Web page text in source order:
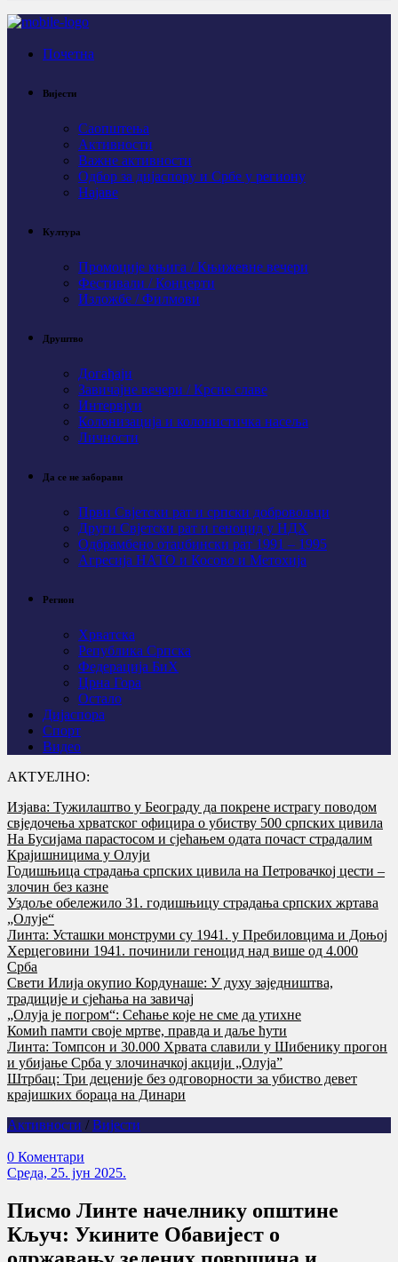
Почетна
Вијести
Саопштења
Активности
Важне активности
Одбор за дијаспору и Србе у региону
Најаве
Култура
Промоције књига / Књижевне вечери
Фестивали / Концерти
Изложбе / Филмови
Друштво
Догађаји
Завичајне вечери / Крсне славе
Интервјуи
Колонизација и колонистичка насеља
Личности
Да се не заборави
Први Свјeтски рат и српски добровољци
Други Свјетски рат и геноцид у НДХ
Одбрамбено отаџбински рат 1991 – 1995
Агресија НАТО и Косово и Метохија
Регион
Хрватска
Република Српска
Федерација БиХ
Црна Гора
Остало
Дијаспора
Спорт
Видео
АКТУЕЛНО:
Изјава: Тужилаштво у Београду да покрене истрагу поводом
свједочења хрватског официра о убиству 500 српских цивила
На Бусијама парастосом и сјећањем одата почаст страдалим
Крајишницима у Олуји
Годишњица страдања српских цивила на Петровачкој цести –
злочин без казне
Уздоље обележило 31. годишњицу страдања српских жртава
„Олује“
Линта: Усташки монструми су 1941. у Пребиловцима и Доњој
Херцеговини 1941. починили геноцид над више од 4.000
Срба
Свети Илија окупио Кордунаше: У духу заједништва,
традиције и сјећања на завичај
„Олуја је погром“: Сећање које не сме да утихне
Комић памти своје мртве, правда и даље ћути
Линта: Томпсон и 30.000 Хрвата славили у Шибенику прогон
и убијање Срба у злочиначкој акцији „Олуја”
Штрбац: Три деценије без одговорности за убиство девет
крајишких бораца на Динари
Активности / Вијести
0 Коментари
Cреда, 25. јун 2025.
Писмо Линте начелнику општине
Кључ: Укините Обавијест о